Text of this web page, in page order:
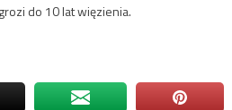
do 10 lat więzienia.